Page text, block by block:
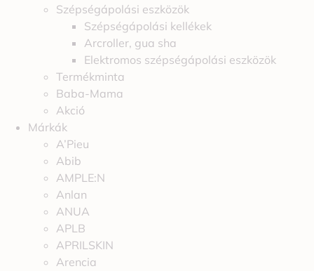
Szépségápolási eszközök
Szépségápolási kellékek
Arcroller, gua sha
Elektromos szépségápolási eszközök
Termékminta
Baba-Mama
Akció
Márkák
A’Pieu
Abib
AMPLE:N
Anlan
ANUA
APLB
APRILSKIN
Arencia